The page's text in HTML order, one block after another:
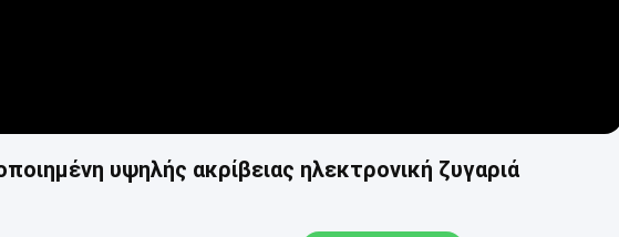
υψηλής ακρίβειας ηλεκτρονική ζυγαριά